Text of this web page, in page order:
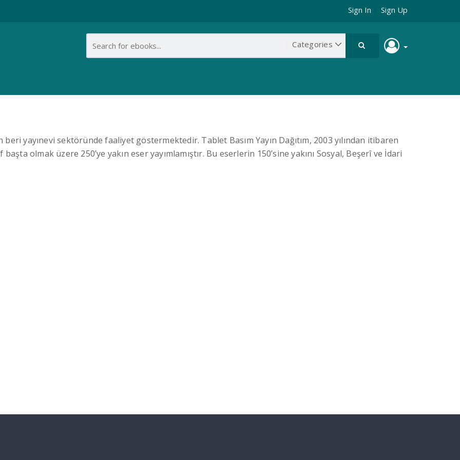
Sign In Sign Up
beri yayınevi sektöründe faaliyet göstermektedir. Tablet Basım Yayın Dağıtım, 2003 yılından itibaren
olmak üzere 250’ye yakın eser yayımlamıştır. Bu eserlerin 150’sine yakını Sosyal, Beşerî ve İdari